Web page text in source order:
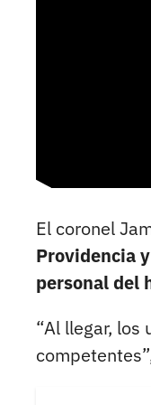
El coronel
Providencia
personal del
“Al llegar,